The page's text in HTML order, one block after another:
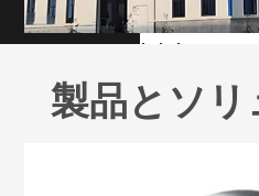
製品とソ